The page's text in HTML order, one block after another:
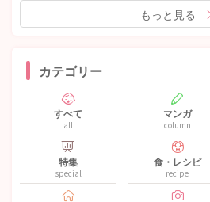
もっと見る
カテゴリー
すべて
all
マンガ
column
特集
special
食・レシピ
recipe